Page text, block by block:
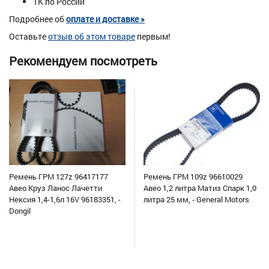
Подробнее обоплате и доставке »
Оставьтеотзыв об этом товаре первым!
Рекомендуем посмотреть
Ремень ГРМ 127z 96417177
Авео Круз Ланос Лачетти
Нексия 1,4-1,6л 16V 96183351, -
Dongil
Ремень ГРМ 109z 96610029
Авео 1,2 литра Матиз Спарк 1,0
литра 25 мм, - General Motors